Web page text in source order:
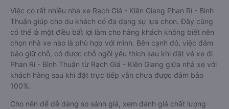
Việc có rất nhiều nhà xe Rạch Giá - Kiên Giang Phan Rí - Bình
Thuận giúp cho du khách có đa dạng sự lựa chọn. Đây cũng
có thể là một điều bất lợi làm cho hàng khách không biết nên
chọn nhà xe nào là phù hợp với mình. Bên cạnh đó, việc đảm
bảo giữ chỗ, có được chỗ ngồi yêu thích sau khi đặt vé xe đi
Phan Rí - Bình Thuận từ Rạch Giá - Kiên Giang giữa nhà xe với
khách hàng sau khi đặt trực tiếp vẫn chưa được đảm bảo
100%.
Cho nên để dễ dàng so sánh giá, xem đánh giá chất lượng